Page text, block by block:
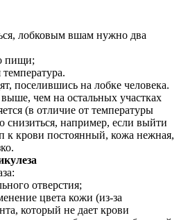
лобковым вшам нужно два
пищи;
поселившись на лобке человека.
чем на остальных участках
(в отличие от температуры
снизиться, например, если выйти
к крови постоянный, кожа нежная,
отверстия;
цвета кожи (из-за
который не дает крови